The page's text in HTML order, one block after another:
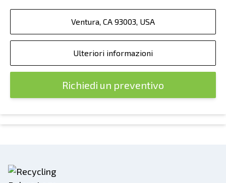
Ventura, CA 93003, USA
Ulteriori informazioni
Richiedi un preventivo